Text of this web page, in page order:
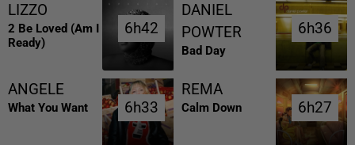
LIZZO
2 Be Loved (am I
Ready)
6h42
6h42
DANIEL
POWTER
Bad Day
6h36
6h36
ANGELE
What You Want 6h33
6h33
REMA
Calm Down 6h27
6h27